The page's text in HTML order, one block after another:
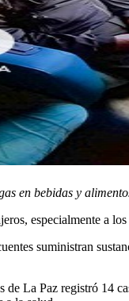
en bebidas y
especialmente a
suministran
La Paz registró 14